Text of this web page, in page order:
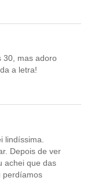
30, mas adoro
a letra!
lindíssima.
Depois de ver
achei que das
perdíamos